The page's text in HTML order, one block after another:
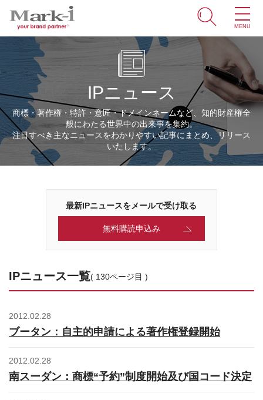
MENU
サービス
取引事例
商標・ブランドの豆知識
知財情報
ENGLISH
IPニュース
商標・著作権・特許・意匠・ドメインネームなど、知的財産権全
般にわたる世界中の出来事を集約。
注目すべき主なニュースをわかりやすい記事にまとめ、リリース
いたします。
最新IPニュースをメールで受け取る
無料購読申込み
IPニュース一覧( 130ページ目 )
2012.02.28
ブータン：自主的申請による著作権登録開始
2012.02.28
南スーダン：商標“予約”制度開始及び国コード決定